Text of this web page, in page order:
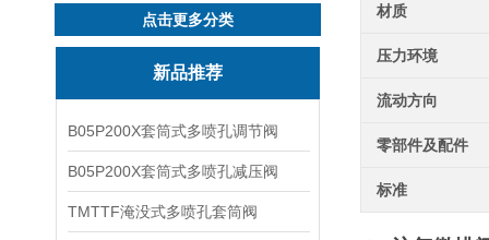
点击更多分类
新品推荐
B05P200X套筒式多喷孔调节阀
B05P200X套筒式多喷孔减压阀
TMTTF淹没式多喷孔套筒阀
材质
压力环境
流动方向
零部件及配件
标准